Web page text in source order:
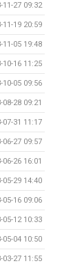
11-27 09:32
11-19 20:59
11-05 19:48
10-16 11:25
10-05 09:56
08-28 09:21
07-31 11:17
06-27 09:57
06-26 16:01
05-29 14:40
05-16 09:06
05-12 10:33
05-04 10:50
03-27 11:55